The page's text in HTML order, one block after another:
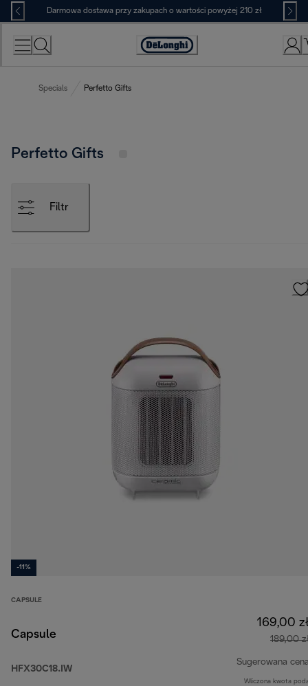
Skip
to
Content
Darmowa dostawa przy zakupach o wartości powyżej 210 zł
Deklaracja
Specials Perfetto Gifts
Perfetto Gifts
Filtr
-11%
CAPSULE
Capsule
HFX30C18.IW
169,00
189,00
Sugerowana
Wliczona kwota